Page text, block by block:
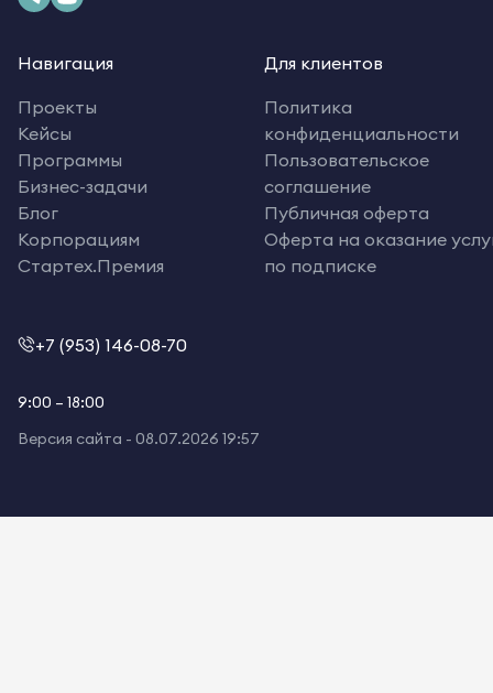
Навигация
Проекты
Кейсы
Программы
Бизнес-задачи
Блог
Корпорациям
Стартех.Премия
Для клиентов
Политика
конфиденциальности
Пользовательское
соглашение
Публичная оферта
Оферта на оказание
по подписке
+7 (953) 146-08-70
9:00 – 18:00
Версия сайта - 08.07.2026 19:57